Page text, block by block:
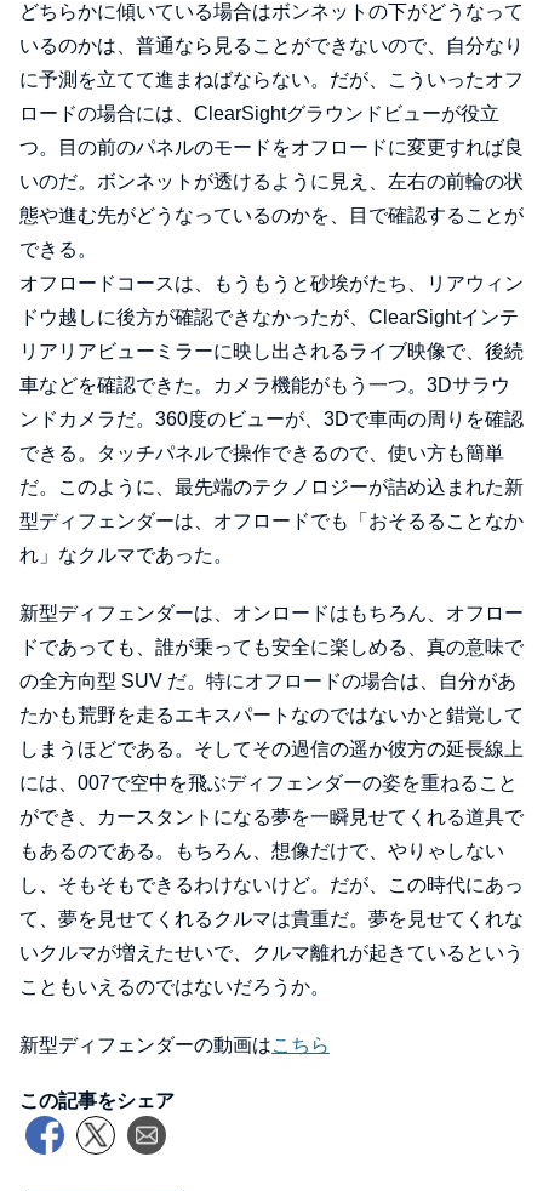
どちらかに傾いている場合はボンネットの下がどうなって
いるのかは、普通なら見ることができないので、自分なり
に予測を立てて進まねばならない。だが、こういったオフ
ロードの場合には、ClearSightグラウンドビューが役立
つ。目の前のパネルのモードをオフロードに変更すれば良
いのだ。ボンネットが透けるように見え、左右の前輪の状
態や進む先がどうなっているのかを、目で確認することが
できる。
オフロードコースは、もうもうと砂埃がたち、リアウィン
ドウ越しに後方が確認できなかったが、ClearSightインテ
リアリアビューミラーに映し出されるライブ映像で、後続
車などを確認できた。カメラ機能がもう一つ。3Dサラウ
ンドカメラだ。360度のビューが、3Dで車両の周りを確認
できる。タッチパネルで操作できるので、使い方も簡単
だ。このように、最先端のテクノロジーが詰め込まれた新
型ディフェンダーは、オフロードでも「おそるることなか
れ」なクルマであった。
新型ディフェンダーは、オンロードはもちろん、オフロー
ドであっても、誰が乗っても安全に楽しめる、真の意味で
の全方向型 SUV だ。特にオフロードの場合は、自分があ
たかも荒野を走るエキスパートなのではないかと錯覚して
しまうほどである。そしてその過信の遥か彼方の延長線上
には、007で空中を飛ぶディフェンダーの姿を重ねること
ができ、カースタントになる夢を一瞬見せてくれる道具で
もあるのである。もちろん、想像だけで、やりゃしない
し、そもそもできるわけないけど。だが、この時代にあっ
て、夢を見せてくれるクルマは貴重だ。夢を見せてくれな
いクルマが増えたせいで、クルマ離れが起きているという
こともいえるのではないだろうか。
新型ディフェンダーの動画はこちら
この記事をシェア